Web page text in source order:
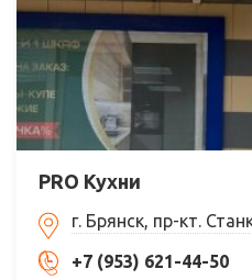
PRO Кухни
г. Брянск, пр-кт.
+7 (953) 621-44-50